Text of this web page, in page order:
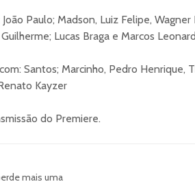
Paulo; Madson, Luiz Felipe,
Lucas Braga e Marcos
Santos; Marcinho, Pedro Henrique,
Kayzer
do Premiere.
mais uma